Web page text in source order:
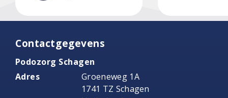
Contactgegevens
Podozorg Schagen
Adres
Groeneweg 1A
1741 TZ Schagen